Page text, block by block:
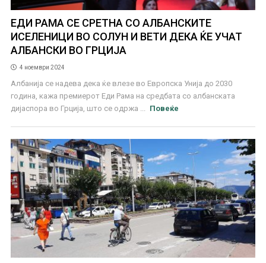
ЕДИ РАМА СЕ СРЕТНА СО АЛБАНСКИТЕ
ИСЕЛЕНИЦИ ВО СОЛУН И ВЕТИ ДЕКА ЌЕ УЧАТ
АЛБАНСКИ ВО ГРЦИЈА
4 ноември 2024
Албанија се надева дека ќе влезе во Европска Унија до 2030
година, кажа премиерот Еди Рама на средбата со албанската
дијаспора во Грција, што се одржа ...
Повеќе